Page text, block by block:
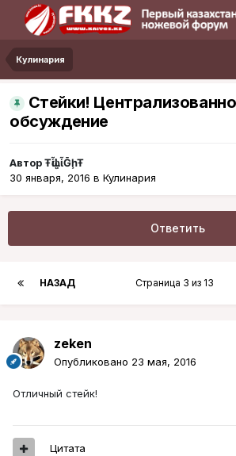
Кулинария
Стейки!
обсуждение
АвторŦᾡἷḶἷḠḩŦ
30 января, 2016 в Кулинария
Ответить
НАЗАД Страница 3 из 13
zeken
Опубликовано 23 мая, 2016
Отличный стейк!
Цитата